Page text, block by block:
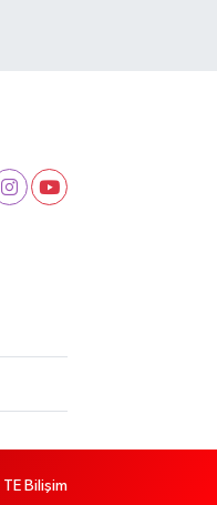
TE Bilişim